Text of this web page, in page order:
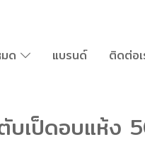
ด แบรนด์ ติดต่อเ
เป็ดอบแห้ง